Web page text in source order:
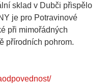
sklad v Dubči přispělo
je pro Potravinové
při mimořádných
přírodních pohrom.